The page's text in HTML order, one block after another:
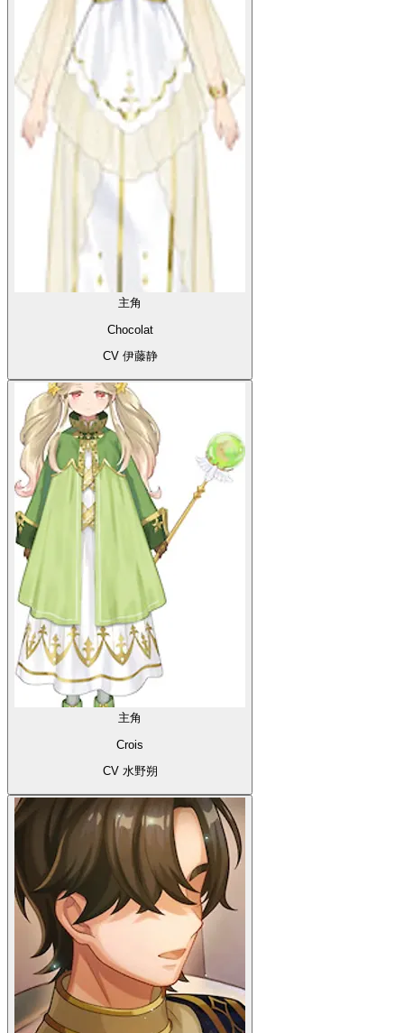
主角
Chocolat
CV 伊藤静
主角
Crois
CV 水野朔